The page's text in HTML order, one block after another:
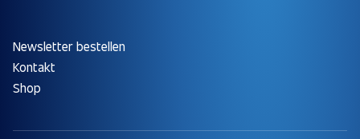
Newsletter bestellen
Kontakt
Shop